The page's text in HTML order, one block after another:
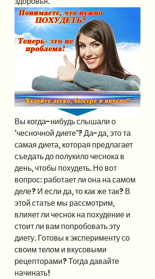
Вы когда-нибудь слышали о
'чесночной диете'? Да-да, это та
самая диета, которая предлагает
съедать до полукило чеснока в
день, чтобы похудеть. Но вот
вопрос: работает ли она на самом
деле? И если да, то как же так? В
этой статье мы рассмотрим,
влияет ли чеснок на похудение и
стоит ли вам попробовать эту
диету. Готовы к эксперименту со
своим телом и вкусовыми
рецепторами? Тогда давайте
начинать!